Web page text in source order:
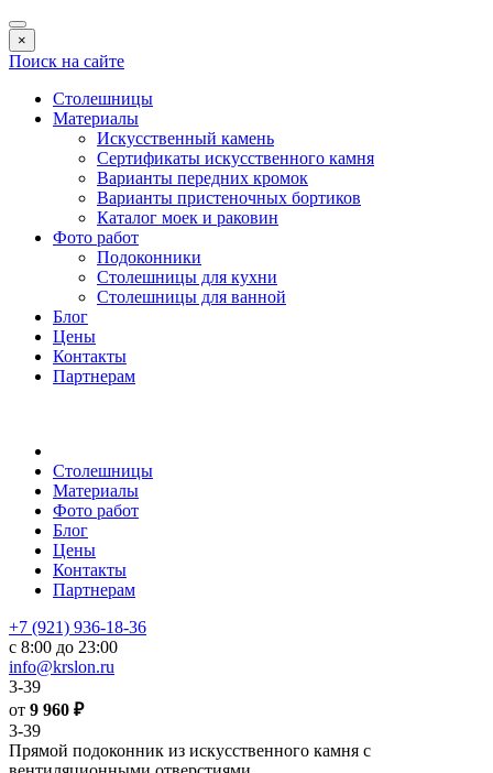
×
Поиск на сайте
Столешницы
Материалы
Искусственный камень
Сертификаты искусственного камня
Варианты передних кромок
Варианты пристеночных бортиков
Каталог моек и раковин
Фото работ
Подоконники
Столешницы для кухни
Столешницы для ванной
Блог
Цены
Контакты
Партнерам
Столешницы
Материалы
Фото работ
Блог
Цены
Контакты
Партнерам
+7 (921) 936-18-36
с 8:00 до 23:00
info@krslon.ru
3-39
от 9 960 ₽
3-39
Прямой подоконник из искусственного камня с